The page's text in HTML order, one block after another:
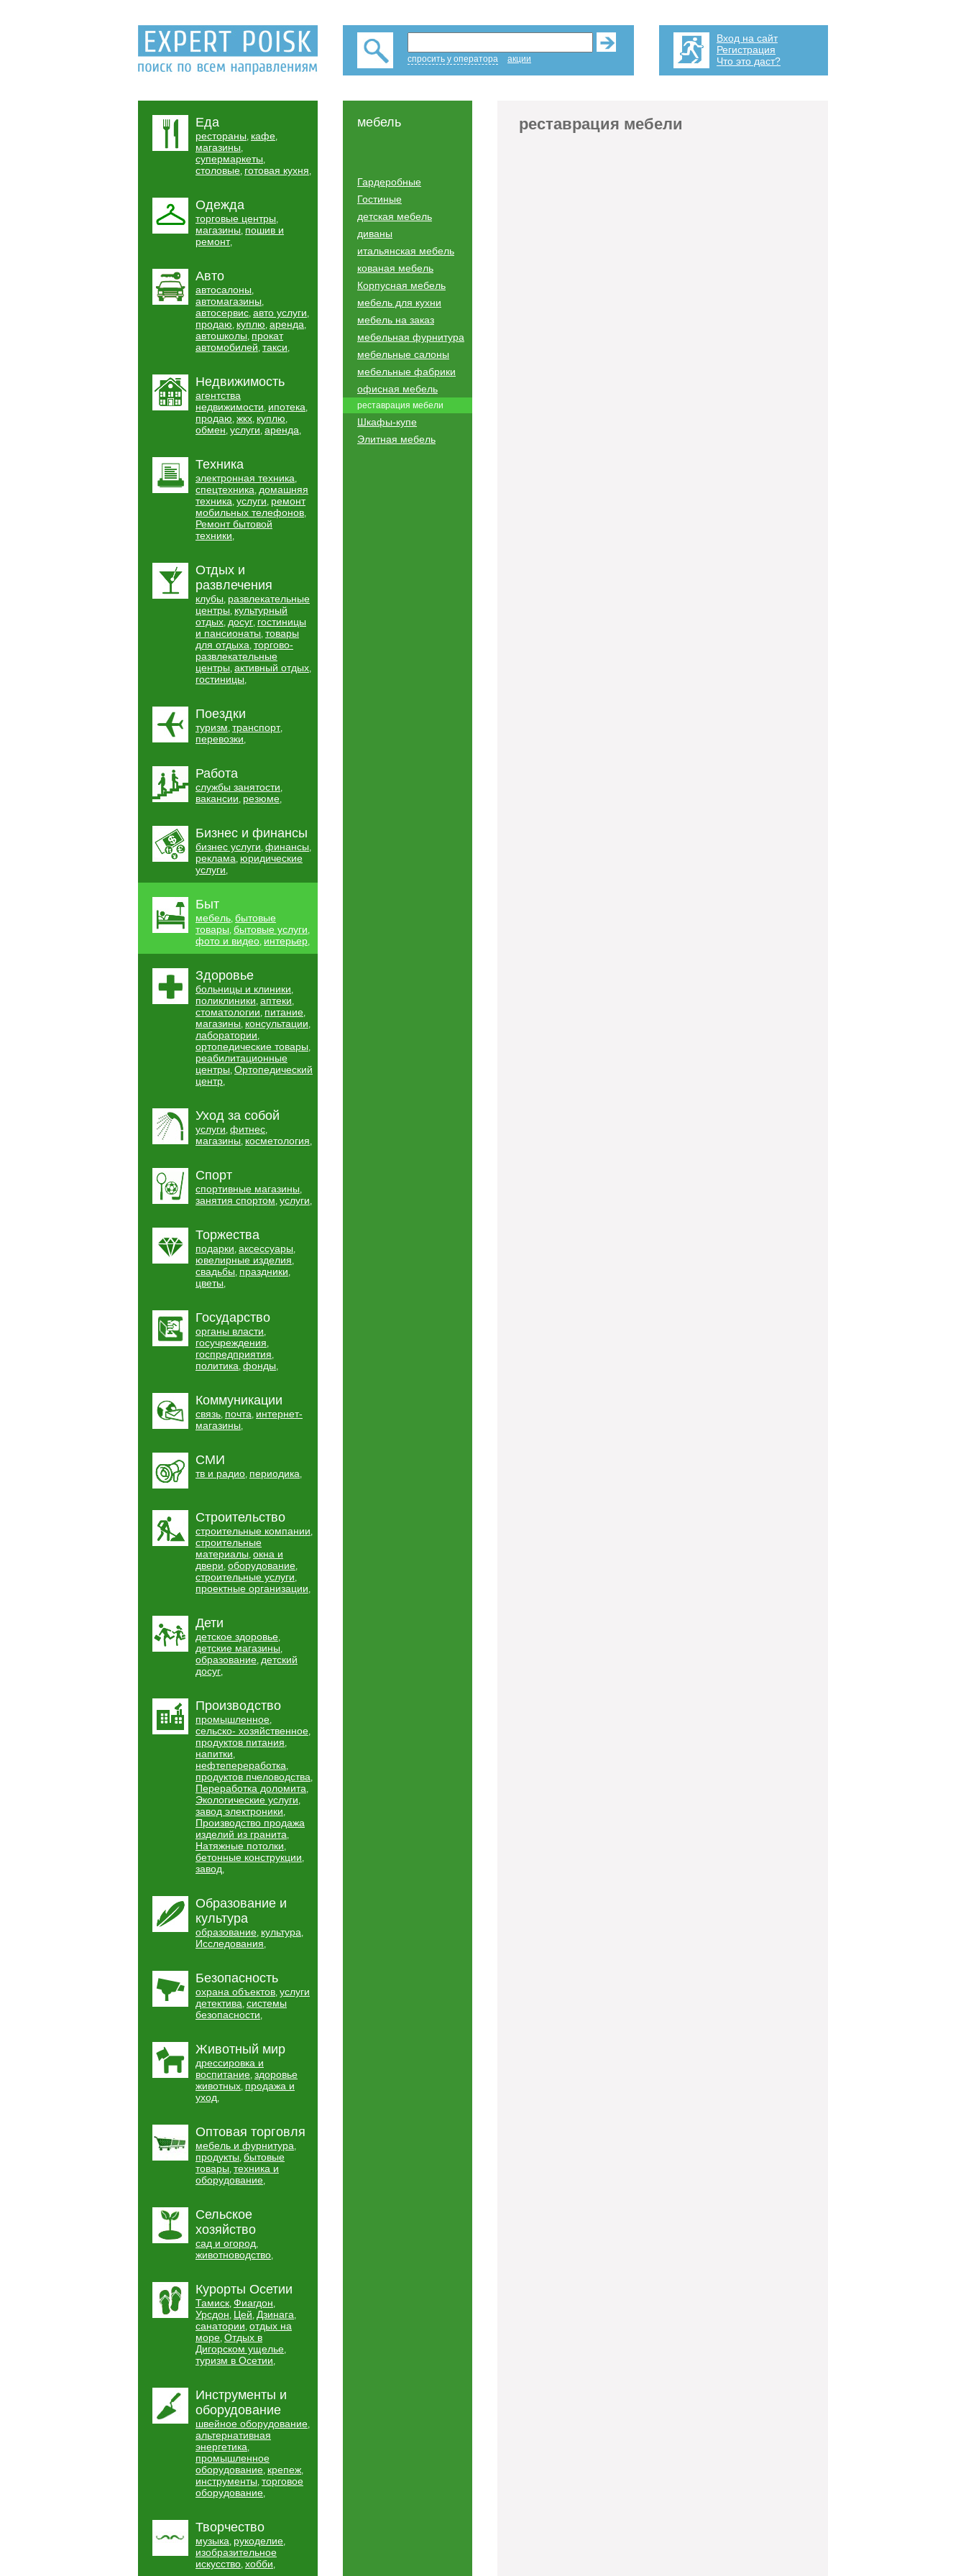
спросить у оператора акции
Вход на сайт
Регистрация
Что это даст?
Еда
рестораны, кафе,
магазины,
супермаркеты,
столовые, готовая кухня,
Одежда
торговые центры,
магазины, пошив и
ремонт,
Авто
автосалоны,
автомагазины,
автосервис, авто услуги,
продаю, куплю, аренда,
автошколы, прокат
автомобилей, такси,
Недвижимость
агентства
недвижимости, ипотека,
продаю, жкх, куплю,
обмен, услуги, аренда,
Техника
электронная техника,
спецтехника, домашняя
техника, услуги, ремонт
мобильных телефонов,
Ремонт бытовой
техники,
Отдых и
развлечения
клубы, развлекательные
центры, культурный
отдых, досуг, гостиницы
и пансионаты, товары
для отдыха, торгово-
развлекательные
центры, активный отдых,
гостиницы,
Поездки
туризм, транспорт,
перевозки,
Работа
службы занятости,
вакансии, резюме,
Бизнес и финансы
бизнес услуги, финансы,
реклама, юридические
услуги,
Быт
мебель, бытовые
товары, бытовые услуги,
фото и видео, интерьер,
Здоровье
больницы и клиники,
поликлиники, аптеки,
стоматологии, питание,
магазины, консультации,
лаборатории,
ортопедические товары,
реабилитационные
центры, Ортопедический
центр,
Уход за собой
услуги, фитнес,
магазины, косметология,
Спорт
спортивные магазины,
занятия спортом, услуги,
Торжества
подарки, аксессуары,
ювелирные изделия,
свадьбы, праздники,
цветы,
Государство
органы власти,
госучреждения,
госпредприятия,
политика, фонды,
Коммуникации
связь, почта, интернет-
магазины,
СМИ
тв и радио, периодика,
Строительство
строительные компании,
строительные
материалы, окна и
двери, оборудование,
строительные услуги,
проектные организации,
Дети
детское здоровье,
детские магазины,
образование, детский
досуг,
Производство
промышленное,
сельско- хозяйственное,
продуктов питания,
напитки,
нефтепереработка,
продуктов пчеловодства,
Переработка доломита,
Экологические услуги,
завод электроники,
Производство продажа
изделий из гранита,
Натяжные потолки,
бетонные конструкции,
завод,
Образование и
культура
образование, культура,
Исследования,
Безопасность
охрана объектов, услуги
детектива, системы
безопасности,
Животный мир
дрессировка и
воспитание, здоровье
животных, продажа и
уход,
Оптовая торговля
мебель и фурнитура,
продукты, бытовые
товары, техника и
оборудование,
Сельское
хозяйство
сад и огород,
животноводство,
Курорты Осетии
Тамиск, Фиагдон,
Урсдон, Цей, Дзинага,
санатории, отдых на
море, Отдых в
Дигорском ущелье,
туризм в Осетии,
Инструменты и
оборудование
швейное оборудование,
альтернативная
энергетика,
промышленное
оборудование, крепеж,
инструменты, торговое
оборудование,
Творчество
музыка, рукоделие,
изобразительное
искусство, хобби,
мебель
Гардеробные
Гостиные
детская мебель
диваны
итальянская мебель
кованая мебель
Корпусная мебель
мебель для кухни
мебель на заказ
мебельная фурнитура
мебельные салоны
мебельные фабрики
офисная мебель
реставрация мебели
Шкафы-купе
Элитная мебель
реставрация мебели